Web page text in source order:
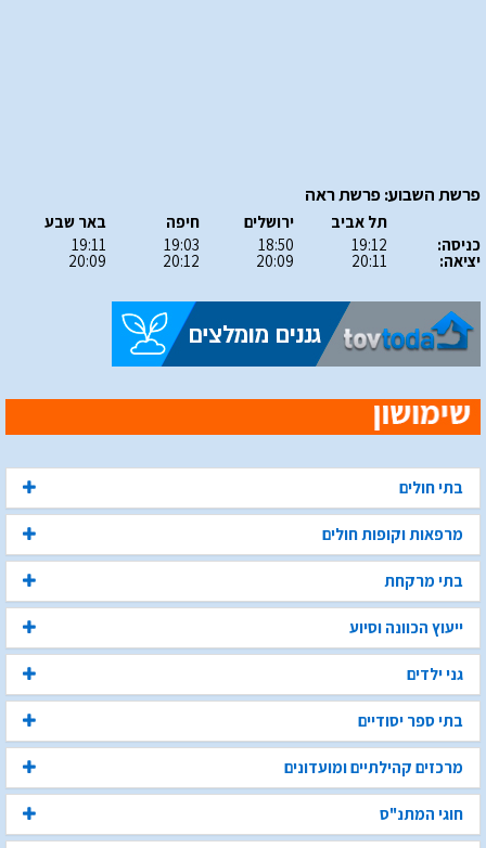
פרשת השבוע: פרשת ראה
כניסה:
יציאה:
תל אביב
19:12
20:11
ירושלים
18:50
20:09
חיפה
19:03
20:12
באר שבע
19:11
20:09
בתי חולים
מרפאות וקופות חולים
בתי מרקחת
ייעוץ הכוונה וסיוע
גני ילדים
בתי ספר יסודיים
מרכזים קהילתיים ומועדונים
חוגי המתנ"ס